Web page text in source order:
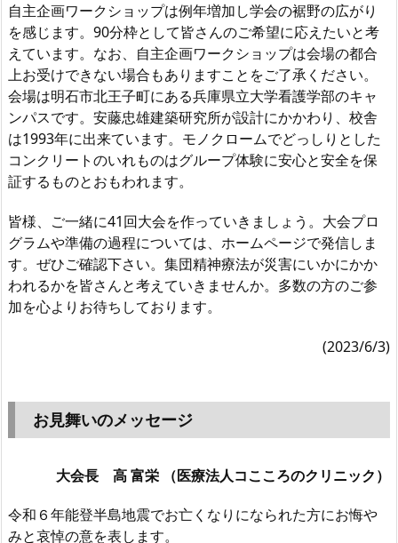
自主企画ワークショップは例年増加し学会の裾野の広がり
を感じます。90分枠として皆さんのご希望に応えたいと考
えています。なお、自主企画ワークショップは会場の都合
上お受けできない場合もありますことをご了承ください。
会場は明石市北王子町にある兵庫県立大学看護学部のキャ
ンパスです。安藤忠雄建築研究所が設計にかかわり、校舎
は1993年に出来ています。モノクロームでどっしりとした
コンクリートのいれものはグループ体験に安心と安全を保
証するものとおもわれます。
皆様、ご一緒に41回大会を作っていきましょう。大会プロ
グラムや準備の過程については、ホームページで発信しま
す。ぜひご確認下さい。集団精神療法が災害にいかにかか
われるかを皆さんと考えていきませんか。多数の方のご参
加を心よりお待ちしております。
(2023/6/3)
お見舞いのメッセージ
大会長 高 富栄 （医療法人コこころのクリニック）
令和６年能登半島地震でお亡くなりになられた方にお悔や
みと哀悼の意を表します。